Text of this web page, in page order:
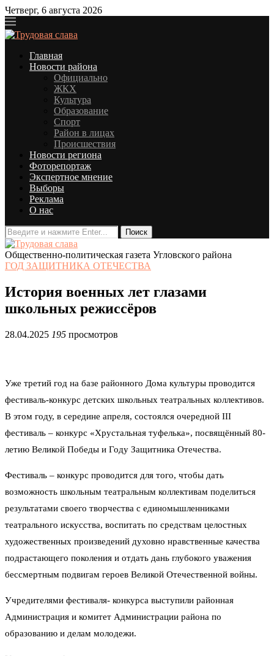
Четверг, 6 августа 2026
Главная
Новости района
Официально
ЖКХ
Культура
Образование
Спорт
Район в лицах
Происшествия
Новости региона
Фоторепортаж
Экспертное мнение
Выборы
Реклама
О нас
Общественно-политическая газета Угловского района
ГОД ЗАЩИТНИКА ОТЕЧЕСТВА
История военных лет глазами
школьных режиссёров
28.04.2025 195 просмотров
Уже третий год на базе районного Дома культуры проводится
фестиваль-конкурс детских школьных театральных коллективов.
В этом году, в середине апреля, состоялся очередной III
фестиваль – конкурс «Хрустальная туфелька», посвящённый 80-
летию Великой Победы и Году Защитника Отечества.
Фестиваль – конкурс проводится для того, чтобы дать
возможность школьным театральным коллективам поделиться
результатами своего творчества с единомышленниками
театрального искусства, воспитать по средствам целостных
художественных произведений духовно нравственные качества
подрастающего поколения и отдать дань глубокого уважения
бессмертным подвигам героев Великой Отечественной войны.
Учредителями фестиваля- конкурса выступили районная
Администрация и комитет Администрации района по
образованию и делам молодежи.